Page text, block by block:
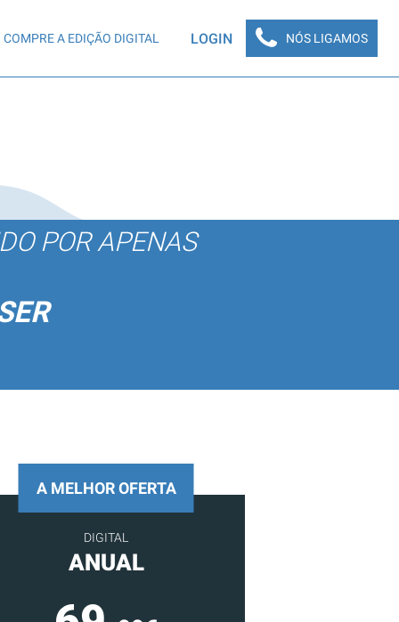
COMPRE A EDIÇÃO DIGITAL LOGIN NÓS LIGAMOS
POR APENAS
A MELHOR OFERTA
DIGITAL
ANUAL